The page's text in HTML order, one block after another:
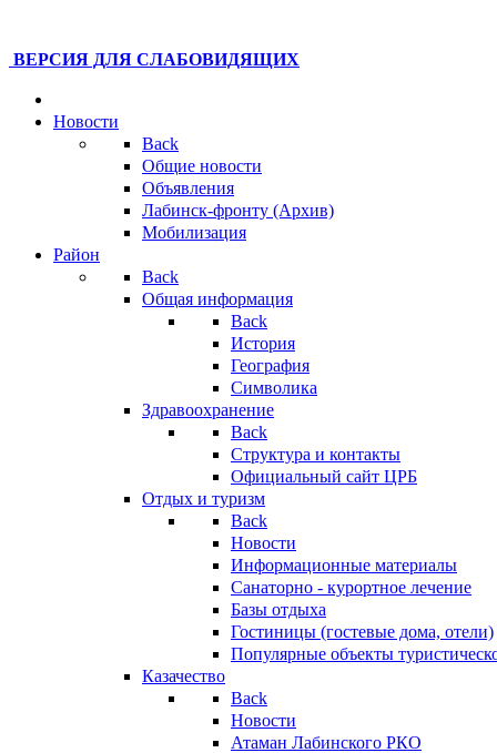
ВЕРСИЯ ДЛЯ СЛАБОВИДЯЩИХ
Новости
Back
Общие новости
Объявления
Лабинск-фронту (Архив)
Мобилизация
Район
Back
Общая информация
Back
История
География
Символика
Здравоохранение
Back
Структура и контакты
Официальный сайт ЦРБ
Отдых и туризм
Back
Новости
Информационные материалы
Санаторно - курортное лечение
Базы отдыха
Гостиницы (гостевые дома, отели)
Популярные объекты
Казачество
Back
Новости
Атаман Лабинского РКО